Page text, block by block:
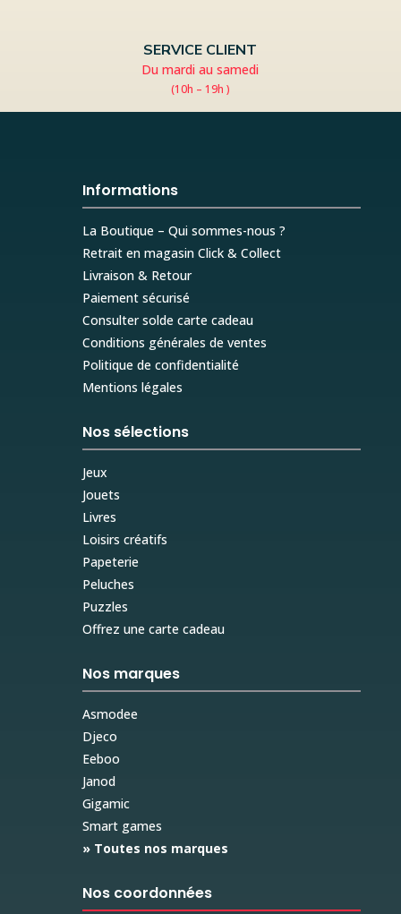
SERVICE CLIENT
Du mardi au samedi
(10h – 19h )
Informations
La Boutique – Qui sommes-nous ?
Retrait en magasin Click & Collect
Livraison & Retour
Paiement sécurisé
Consulter solde carte cadeau
Conditions générales de ventes
Politique de confidentialité
Mentions légales
Nos sélections
Jeux
Jouets
Livres
Loisirs créatifs
Papeterie
Peluches
Puzzles
Offrez une carte cadeau
Nos marques
Asmodee
Djeco
Eeboo
Janod
Gigamic
Smart games
» Toutes nos marques
Nos coordonnées